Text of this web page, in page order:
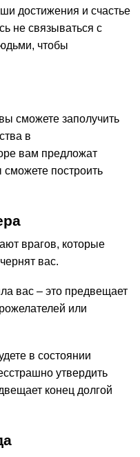
достижения и счастье
не связываться с
чтобы
сможете заполучить
в
вам предложат
построить
врагов, которые
вас.
вас – это предвещает
или
в состоянии
утвердить
конец долгой